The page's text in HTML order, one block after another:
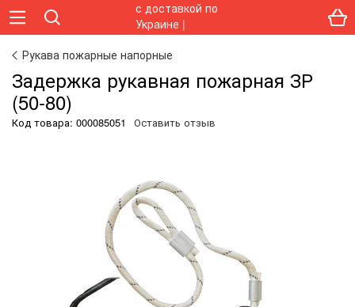
Рукава пожарные напорные
Задержка рукавная пожарная ЗР
(50-80)
Код товара: 000085051 Оставить отзыв